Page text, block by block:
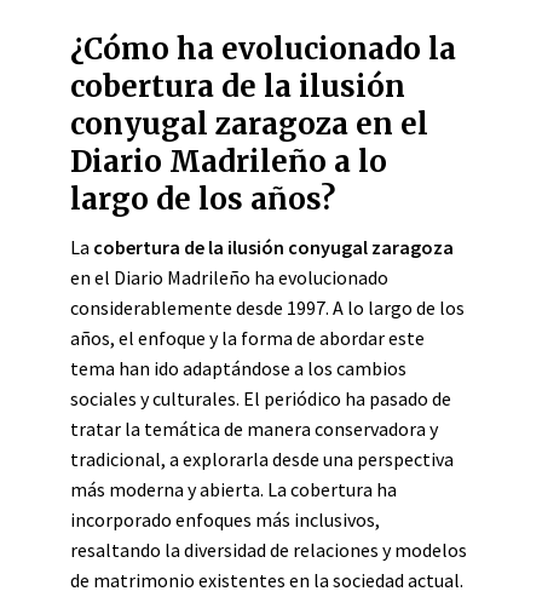
¿Cómo ha evolucionado la
cobertura de la ilusión
conyugal zaragoza en el
Diario Madrileño a lo
largo de los años?
La cobertura de la ilusión conyugal zaragoza
en el Diario Madrileño ha evolucionado
considerablemente desde 1997. A lo largo de los
años, el enfoque y la forma de abordar este
tema han ido adaptándose a los cambios
sociales y culturales. El periódico ha pasado de
tratar la temática de manera conservadora y
tradicional, a explorarla desde una perspectiva
más moderna y abierta. La cobertura ha
incorporado enfoques más inclusivos,
resaltando la diversidad de relaciones y modelos
de matrimonio existentes en la sociedad actual.